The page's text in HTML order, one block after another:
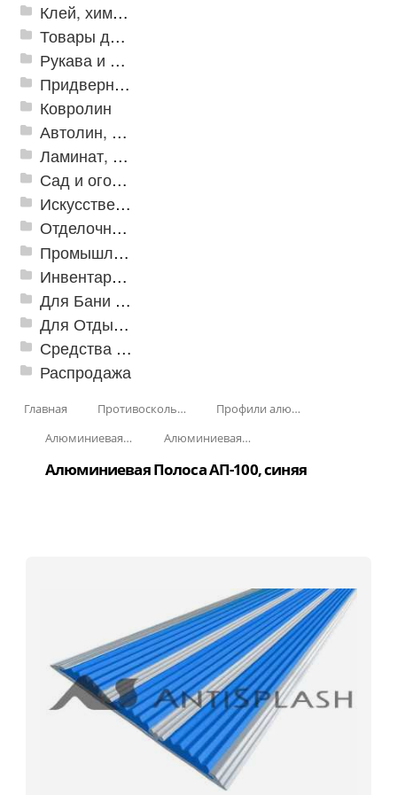
Клей, химия, сопутствующие товары
Товары для дома
Рукава и шланги промышленные
Придверные решетки
Ковролин
Автолин, Транслин, Линолеум
Ламинат, Кварцвиниловая плитка SPC
Сад и огород
Искусственная трава
Отделочные профили
Промышленный текстиль
Инвентарь для клининга
Для Бани и Сауны
Для Отдыха и Пикника
Средства от насекомых и садовых вредителей
Распродажа
Главная Противоскользящая защита для лестниц, профили, ленты
Профили алюминиевые с резиновой вставкой
Алюминиевая полоса с резиновыми вставками
Алюминиевая Полоса с тремя резиновыми вставками АП-100
Алюминиевая Полоса АП-100, синяя